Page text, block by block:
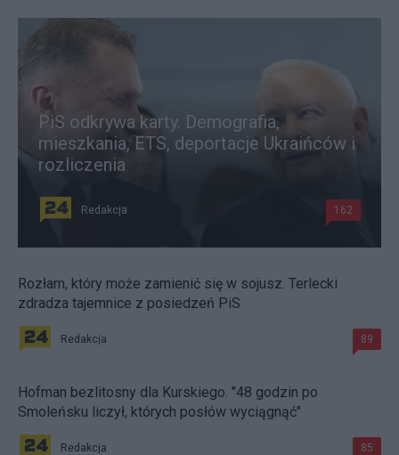
PiS odkrywa karty. Demografia,
mieszkania, ETS, deportacje Ukraińców i
rozliczenia
Redakcja 162
Rozłam, który może zamienić się w sojusz. Terlecki
zdradza tajemnice z posiedzeń PiS
Redakcja 89
Hofman bezlitosny dla Kurskiego. "48 godzin po
Smoleńsku liczył, których posłów wyciągnąć"
Redakcja 85